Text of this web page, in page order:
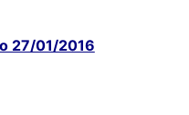
27/01/2016